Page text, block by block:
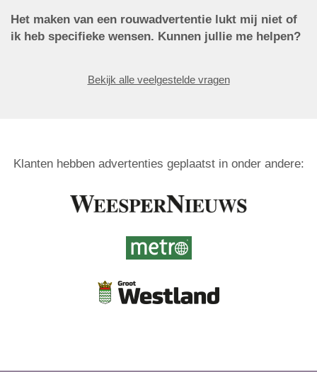
Het maken van een rouwadvertentie lukt mij niet of
ik heb specifieke wensen. Kunnen jullie me helpen?
Bekijk alle veelgestelde vragen
Klanten hebben advertenties geplaatst in onder andere: